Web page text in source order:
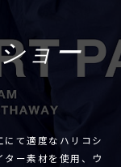
ョー
て適度なハリコシ
ー素材を使用、ウ